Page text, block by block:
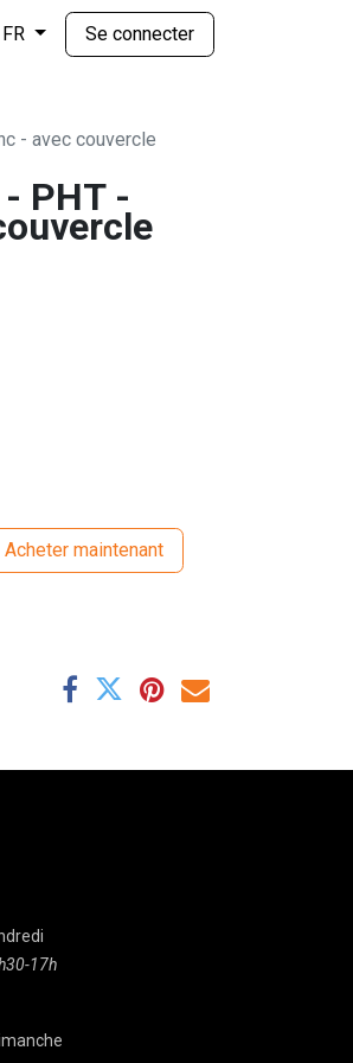
FR Se connecter
- avec couvercle
PHT -
Acheter maintenant
17h